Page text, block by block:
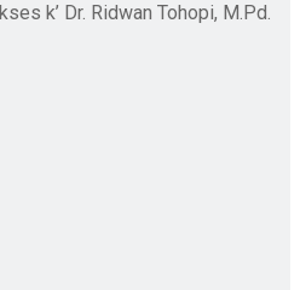
k’ Dr. Ridwan Tohopi, M.Pd.